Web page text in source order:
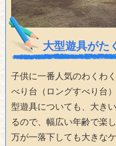
大型遊具がた
子供に一番人気のわくわ
べり台（ロングすべり台
型遊具についても、大き
るので、幅広い年齢で楽
万が一落下しても大きな